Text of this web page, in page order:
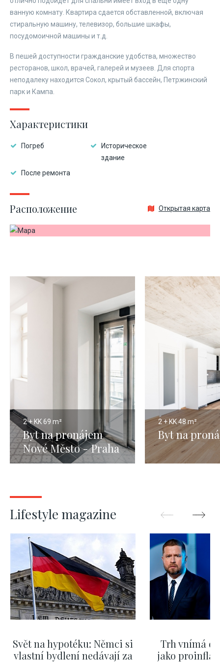
ванную комнату. Квартира сдается обставленной, включая
стиральную машину, телевизор, большие шкафы,
посудомоичной машины и т.д.
В пешей доступности гражданские удобства, множество
ресторанов, школ, врачей, галерей и музеев. Для спорта
неподалеку находится Сокол, крытый бассейн, Петржинский
парк и Кампа.
Характеристики
Погреб
Историческое
здание
После ремонта
Расположение Открытая карта
2 + KK69 m²
Byt na pronájem
Nové Město - Praha
1 - 42m
2 + KK48 m²
Byt na
Lifestyle magazine
Svět na hypotéku: Němci si
vlastní bydlení nedávají za
Trh vnímá
jako